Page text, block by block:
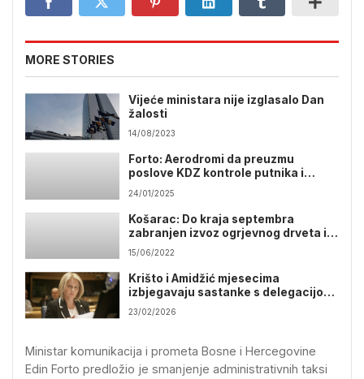
MORE STORIES
Vijeće ministara nije izglasalo Dan
žalosti
14/08/2023
Forto: Aerodromi da preuzmu
poslove KDZ kontrole putnika i
prtljaga
24/01/2025
Košarac: Do kraja septembra
zabranjen izvoz ogrjevnog drveta i
proizvoda od drveta
15/06/2022
Krišto i Amidžić mjesecima
izbjegavaju sastanke s delegacijom
EU
23/02/2026
Ministar komunikacija i prometa Bosne i Hercegovine
Edin Forto predložio je smanjenje administrativnih taksi